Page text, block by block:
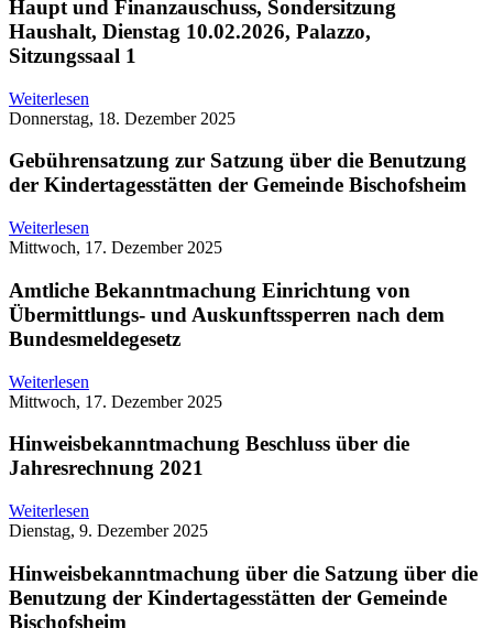
Haupt und Finanzauschuss, Sondersitzung
Haushalt, Dienstag 10.02.2026, Palazzo,
Sitzungssaal 1
Weiterlesen
Donnerstag, 18. Dezember 2025
Gebührensatzung zur Satzung über die Benutzung
der Kindertagesstätten der Gemeinde Bischofsheim
Weiterlesen
Mittwoch, 17. Dezember 2025
Amtliche Bekanntmachung Einrichtung von
Übermittlungs- und Auskunftssperren nach dem
Bundesmeldegesetz
Weiterlesen
Mittwoch, 17. Dezember 2025
Hinweisbekanntmachung Beschluss über die
Jahresrechnung 2021
Weiterlesen
Dienstag, 9. Dezember 2025
Hinweisbekanntmachung über die Satzung über die
Benutzung der Kindertagesstätten der Gemeinde
Bischofsheim